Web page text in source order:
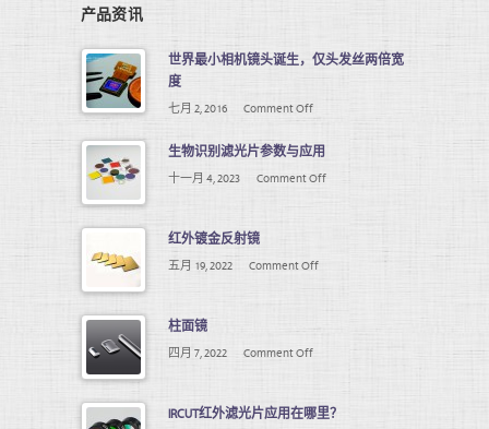
产品资讯
世界最小相机镜头诞生，仅头发丝两倍宽
度
七月 2, 2016 Comment Off
生物识别滤光片参数与应用
十一月 4, 2023 Comment Off
红外镀金反射镜
五月 19, 2022 Comment Off
柱面镜
四月 7, 2022 Comment Off
IRCUT红外滤光片应用在哪里？